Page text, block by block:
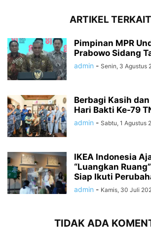
ARTIKEL TERKAIT
Pimpinan MPR
Prabowo Sidang
admin - Senin, 3 Agustus
Berbagi Kasih
Hari Bakti Ke-79
admin - Sabtu, 1 Agustus
IKEA Indonesia
“Luangkan
Siap Ikuti
admin - Kamis, 30 Juli
TIDAK ADA